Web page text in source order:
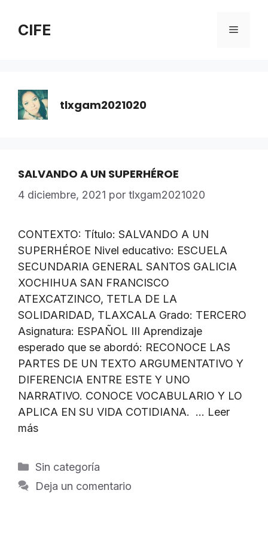
CIFE Menú
tlxgam2021020
SALVANDO A UN SUPERHÉROE
4 diciembre, 2021 por tlxgam2021020
CONTEXTO: Título: SALVANDO A UN
SUPERHÉROE Nivel educativo: ESCUELA
SECUNDARIA GENERAL SANTOS GALICIA
XOCHIHUA SAN FRANCISCO
ATEXCATZINCO, TETLA DE LA
SOLIDARIDAD, TLAXCALA Grado: TERCERO
Asignatura: ESPAÑOL III Aprendizaje
esperado que se abordó: RECONOCE LAS
PARTES DE UN TEXTO ARGUMENTATIVO Y
DIFERENCIA ENTRE ESTE Y UNO
NARRATIVO. CONOCE VOCABULARIO Y LO
APLICA EN SU VIDA COTIDIANA. … Leer
más
Categorías
Sin categoría
Deja un comentario